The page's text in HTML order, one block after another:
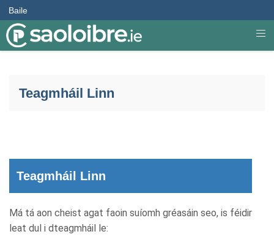
Baile
Teagmháil Linn
Teagmháil Linn
Má tá aon cheist agat faoin suíomh gréasáin seo, is féidir
leat dul i dteagmháil le: